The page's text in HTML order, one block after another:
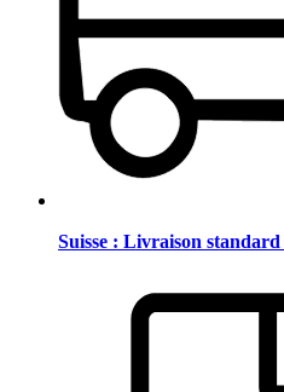
Suisse : Livraison